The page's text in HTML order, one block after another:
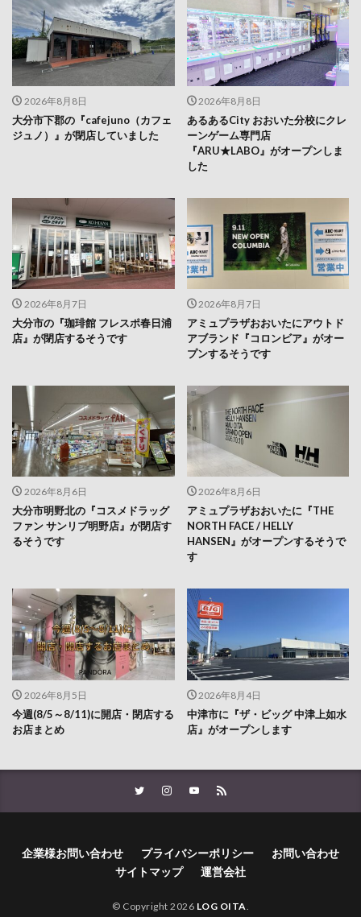
2026年8月8日
大分市下郡の『cafejuno（カフェ
ジュノ）』が閉店していました
2026年8月8日
あるあるCity おおいた分校にクレ
ーンゲーム専門店
『ARU★LABO』がオープンしま
した
2026年8月7日
大分市の『珈琲館 フレスポ春日浦
店』が閉店するそうです
2026年8月7日
アミュプラザおおいたにアウトド
アブランド『コロンビア』がオー
プンするそうです
2026年8月6日
大分市明野北の『コスメドラッグ
ファン サンリブ明野店』が閉店す
るそうです
2026年8月6日
アミュプラザおおいたに『THE
NORTH FACE / HELLY
HANSEN』がオープンするそうで
す
2026年8月5日
今週(8/5～8/11)に開店・閉店する
お店まとめ
2026年8月4日
中津市に『ザ・ビッグ 中津上如水
店』がオープンします
企業様お問い合わせ プライバシーポリシー
お問い合わせ
サイトマップ
運営会社
© Copyright 2026 LOG OITA